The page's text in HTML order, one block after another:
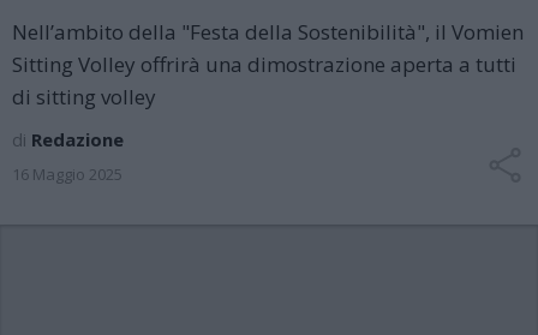
Nell’ambito della "Festa della Sostenibilità", il Vomien
Sitting Volley offrirà una dimostrazione aperta a tutti
di sitting volley
di Redazione
16 Maggio 2025